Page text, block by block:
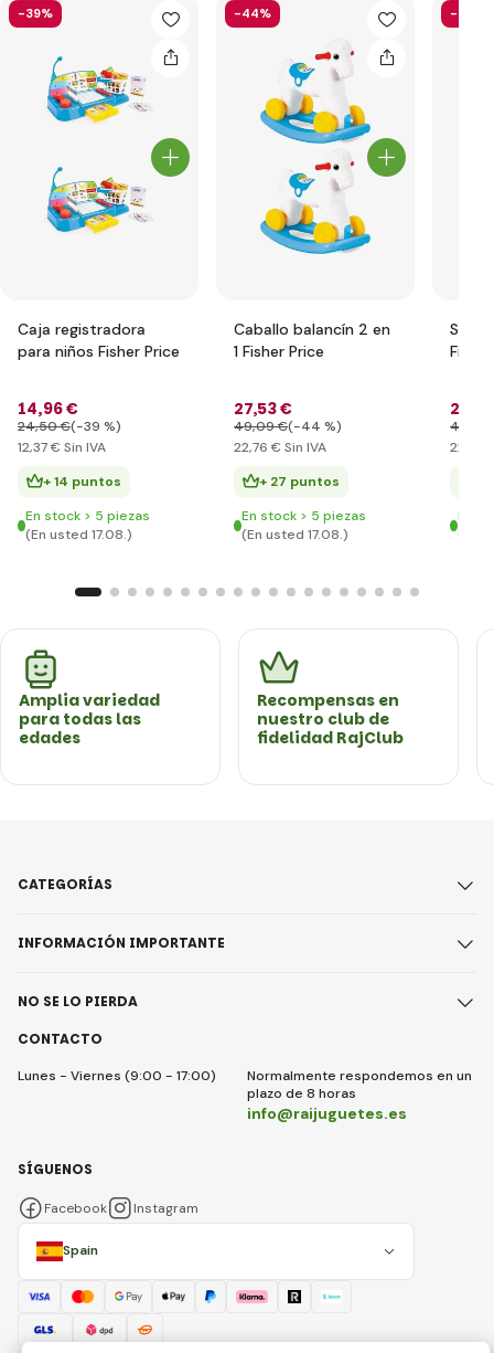
-39%
Caja registradora
para niños Fisher Price
14,96 €
24,50 €(-39 %)
12,37 € Sin IVA
+ 14 puntos
En stock > 5 piezas
(En usted 17.08.)
-44%
Caballo balancín 2 en
1 Fisher Price
27,53 €
49,09 €(-44 %)
22,76 € Sin IVA
+ 27 puntos
En stock > 5 piezas
(En usted 17.08.)
-44%
27
49
22
En
(En
Amplia variedad
para todas las
edades
Recompensas en
nuestro club de
fidelidad RajClub
CONTACTO
Lunes - Viernes (9:00 - 17:00)
Normalmente respondemos en un
plazo de 8 horas
info@raijuguetes.es
CATEGORÍAS
INFORMACIÓN IMPORTANTE
NO SE LO PIERDA
Spain
SÍGUENOS
Facebook Instagram